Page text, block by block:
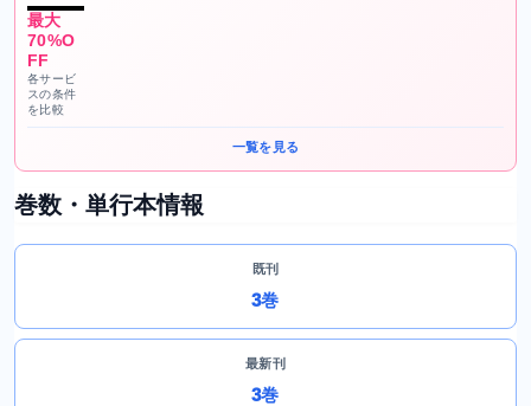
最大
70%O
FF
各サービ
スの条件
を比較
一覧を見る
巻数・単行本情報
既刊
3巻
最新刊
3巻